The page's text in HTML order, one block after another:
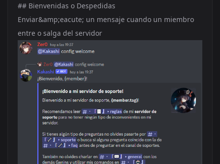
## Bienvenidas o Despedidas
Enviar&amp;eacute; un mensaje cuando un miembro
entre o salga del servidor